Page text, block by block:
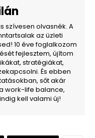
szívesen olvasnék. A
az üzleti
10 éve foglalkozom
fejlesztem, újítom
stratégiákat,
És ebben
sőt akár
work-life balance,
kell valami új!